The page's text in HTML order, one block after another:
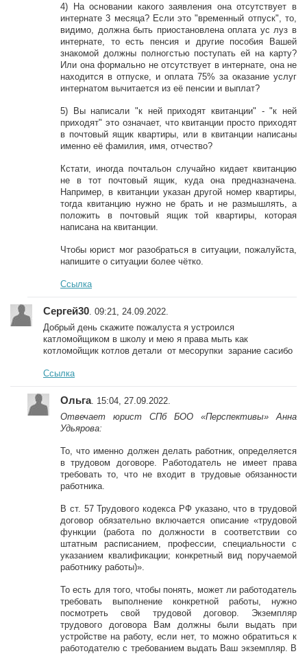
4) На основании какого заявления она отсутствует в
интернате 3 месяца? Если это "временный отпуск", то,
видимо, должна быть приостановлена оплата ус луз в
интернате, то есть пенсия и другие пособия Вашей
знакомой должны полногстью поступать ей на карту?
Или она формально не отсутствует в интернате, она не
находится в отпуске, и оплата 75% за оказание услуг
интернатом вычитается из её пенсии и выплат?
5) Вы написали "к ней приходят квитанции" - "к ней
приходят" это означает, что квитанции просто приходят
в почтовый ящик квартиры, или в квитанции написаны
именно её фамилия, имя, отчество?
Кстати, иногда почтальон случайно кидает квитанцию
не в тот почтовый ящик, куда она предназначена.
Например, в квитанции указан другой номер квартиры,
тогда квитанцию нужно не брать и не размышлять, а
положить в почтовый ящик той квартиры, которая
написана на квитанции.
Чтобы юрист мог разобраться в ситуации, пожалуйста,
напишите о ситуации более чётко.
Ссылка
Сергей30 . 09:21, 24.09.2022.
Добрый день скажите пожалуста я устроился
катломойщиком в школу и мею я права мыть как
котломойщик котлов детали от месорупки зарание сасибо
Ссылка
Ольга. 15:04, 27.09.2022.
Отвечает юрист СПб БОО «Перспективы» Анна
Удьярова:
То, что именно должен делать работник, определяется
в трудовом договоре. Работодатель не имеет права
требовать то, что не входит в трудовые обязанности
работника.
В ст. 57 Трудового кодекса РФ указано, что в трудовой
договор обязательно включается описание «трудовой
функции (работа по должности в соответствии со
штатным расписанием, профессии, специальности с
указанием квалификации; конкретный вид поручаемой
работнику работы)».
То есть для того, чтобы понять, может ли работодатель
требовать выполнение конкретной работы, нужно
посмотреть свой трудовой договор. Экземпляр
трудового договора Вам должны были выдать при
устройстве на работу, если нет, то можно обратиться к
работодателю с требованием выдать Ваш экземпляр. В